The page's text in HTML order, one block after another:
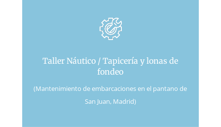
Taller Náutico / Tapicería y lonas de
fondeo
(Mantenimiento de embarcaciones en el pantano de
San Juan, Madrid)